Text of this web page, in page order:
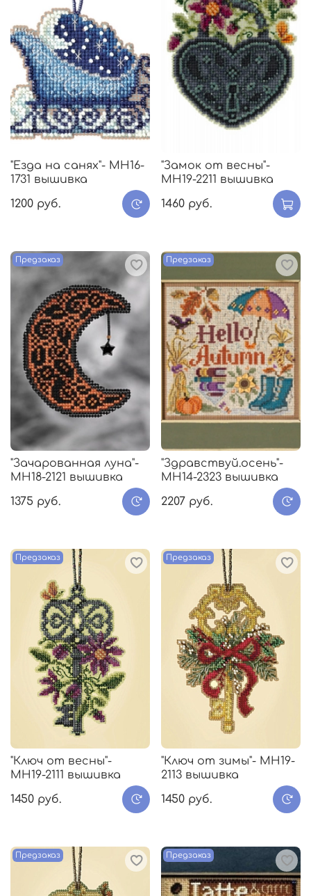
"Езда на санях"- МH16-
1731 вышивка
1200 руб.
"Замок от весны"-
МH19-2211 вышивка
1460 руб.
Предзаказ
"Зачарованная луна"-
МH18-2121 вышивка
1375 руб.
Предзаказ
"Здравствуй.осень"-
MH14-2323 вышивка
2207 руб.
Предзаказ
"Ключ от весны"-
МH19-2111 вышивка
1450 руб.
Предзаказ
"Ключ от зимы"- МH19-
2113 вышивка
1450 руб.
Предзаказ Предзаказ